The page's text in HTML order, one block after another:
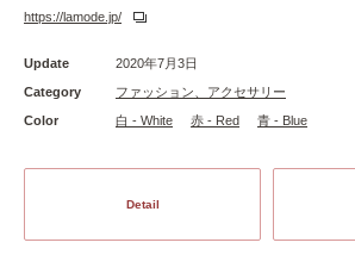
https://lamode.jp/
Update
2020年7月3日
Category
ファッション、アクセサリー
Color
白 - White 赤 - Red 青 - Blue
Detail